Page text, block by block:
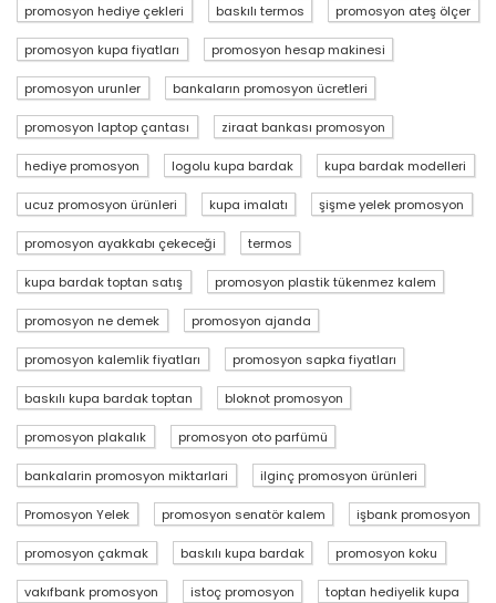
promosyon hediye çekleri baskılı termos promosyon ateş ölçer
promosyon kupa fiyatları promosyon hesap makinesi
promosyon urunler bankaların promosyon ücretleri
promosyon laptop çantası ziraat bankası promosyon
hediye promosyon logolu kupa bardak kupa bardak modelleri
ucuz promosyon ürünleri kupa imalatı şişme yelek promosyon
promosyon ayakkabı çekeceği termos
kupa bardak toptan satış promosyon plastik tükenmez kalem
promosyon ne demek promosyon ajanda
promosyon kalemlik fiyatları promosyon sapka fiyatları
baskılı kupa bardak toptan bloknot promosyon
promosyon plakalık promosyon oto parfümü
bankalarin promosyon miktarlari ilginç promosyon ürünleri
Promosyon Yelek promosyon senatör kalem işbank promosyon
promosyon çakmak baskılı kupa bardak promosyon koku
vakıfbank promosyon istoç promosyon toptan hediyelik kupa